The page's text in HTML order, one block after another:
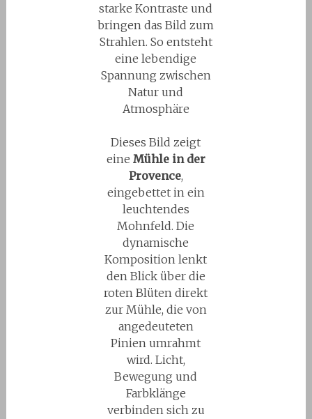
starke Kontraste und
bringen das Bild zum
Strahlen. So entsteht
eine lebendige
Spannung zwischen
Natur und
Atmosphäre
Dieses Bild zeigt
eine Mühle in der
Provence,
eingebettet in ein
leuchtendes
Mohnfeld. Die
dynamische
Komposition lenkt
den Blick über die
roten Blüten direkt
zur Mühle, die von
angedeuteten
Pinien umrahmt
wird. Licht,
Bewegung und
Farbklänge
verbinden sich zu